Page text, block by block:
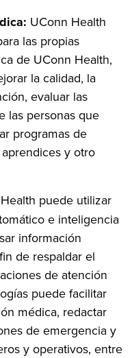
UConn Health
las propias
de UConn Health,
la calidad, la
evaluar las
las personas que
programas de
y otro
puede utilizar
e inteligencia
información
de respaldar el
de atención
puede facilitar
médica, redactar
de emergencia y
y operativos, entre